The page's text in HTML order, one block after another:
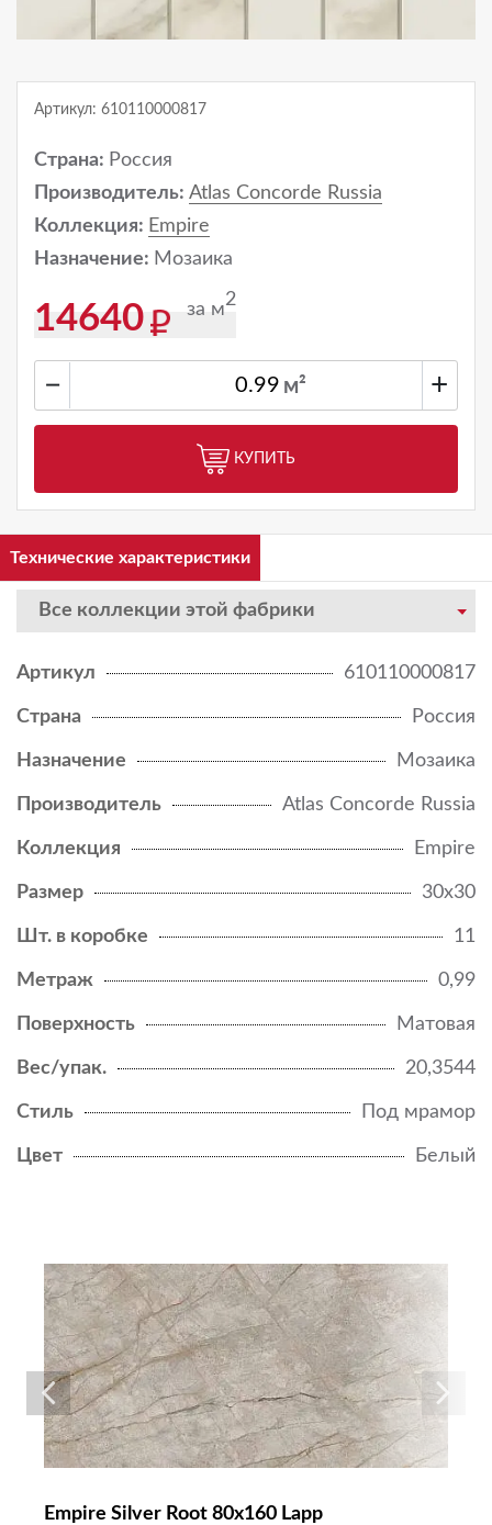
Артикул: 610110000817
Страна: Россия
Производитель: Atlas Concorde Russia
Коллекция: Empire
Назначение: Мозаика
14640 за м2
− м² +
КУПИТЬ
Технические характеристики
Все коллекции этой фабрики
Артикул 610110000817
Страна Россия
Назначение Мозаика
Производитель Atlas Concorde Russia
Коллекция Empire
Размер 30x30
Шт. в коробке 11
Метраж 0,99
Поверхность Матовая
Вес/упак. 20,3544
Стиль Под мрамор
Цвет Белый
Empire Silver Root 80x160 Lapp